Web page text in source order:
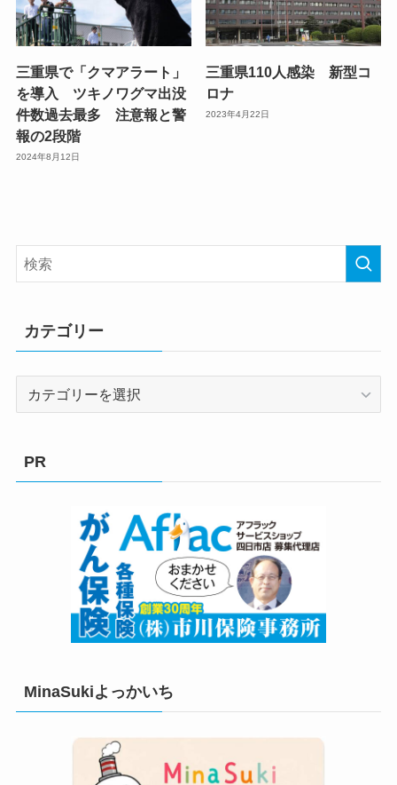
三重県で「クマアラート」
を導入 ツキノワグマ出没
件数過去最多 注意報と警
報の2段階
2024年8月12日
三重県110人感染 新型コ
ロナ
2023年4月22日
カテゴリー
PR
MinaSukiよっかいち